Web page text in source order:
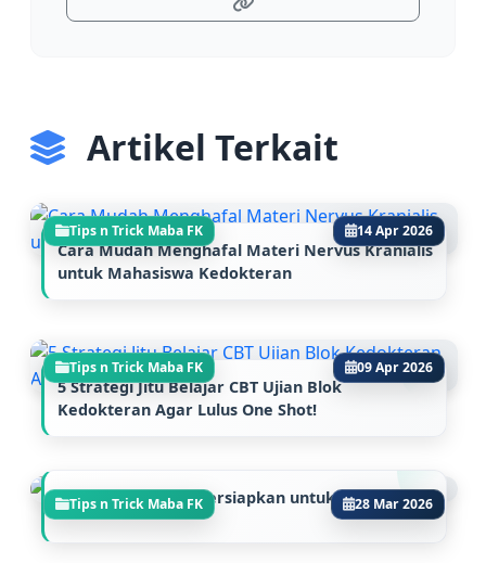
Artikel Terkait
Tips n Trick Maba FK 14 Apr 2026
Cara Mudah Menghafal Materi Nervus Kranialis
untuk Mahasiswa Kedokteran
Tips n Trick Maba FK 09 Apr 2026
5 Strategi Jitu Belajar CBT Ujian Blok
Kedokteran Agar Lulus One Shot!
Tips n Trick Maba FK 28 Mar 2026
Hal yang Harus Dipersiapkan untuk Lulus SNBP